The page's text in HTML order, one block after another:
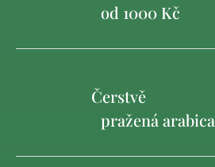
od 1000 Kč
Čerstvě
pražená arabica